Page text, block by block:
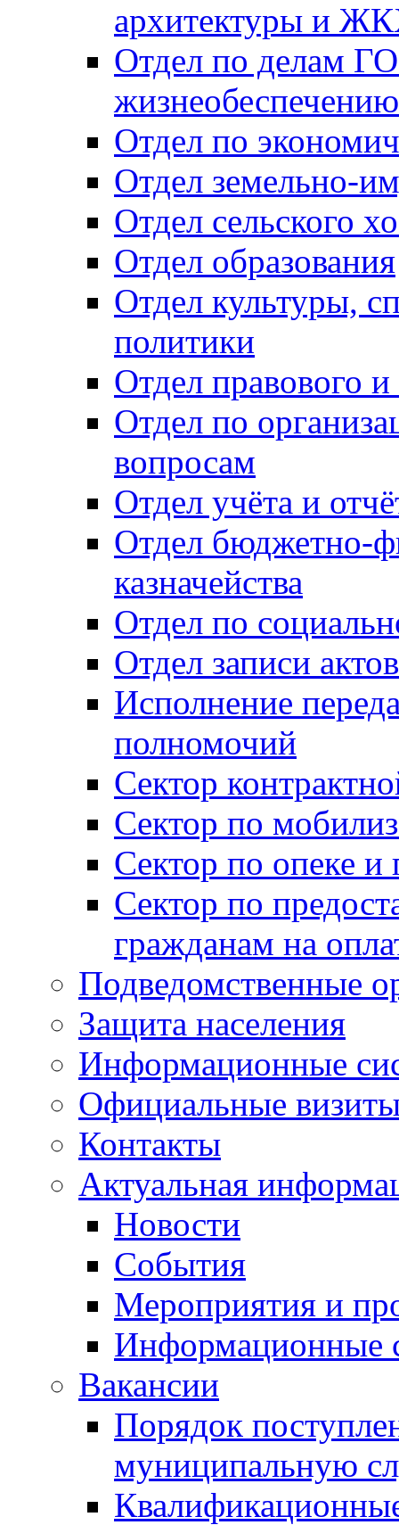
архитектуры и
Отдел по делам
Отдел по
Отдел земельно-
Отдел сельского
Отдел образования
Отдел культуры,
политики
Отдел правового
Отдел по
вопросам
Отдел учёта и
Отдел бюджетно-
казначейства
Отдел по
Отдел записи
Исполнение
полномочий
Сектор
Сектор по
Сектор по опеке и
Сектор по
гражданам на
Подведомственные
Защита населения
Информационные
Официальные
Контакты
Актуальная
Новости
События
Мероприятия и
Информационные
Вакансии
Порядок
муниципальную